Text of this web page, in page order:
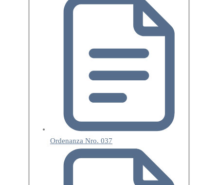
Ordenanza Nro. 037